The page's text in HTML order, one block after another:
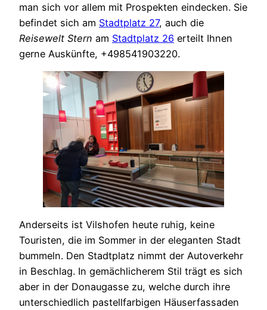
man sich vor allem mit Prospekten eindecken. Sie
befindet sich am Stadtplatz 27, auch die
Reisewelt Stern am Stadtplatz 26 erteilt Ihnen
gerne Auskünfte, +498541903220.
Anderseits ist Vilshofen heute ruhig, keine
Touristen, die im Sommer in der eleganten Stadt
bummeln. Den Stadtplatz nimmt der Autoverkehr
in Beschlag. In gemächlicherem Stil trägt es sich
aber in der Donaugasse zu, welche durch ihre
unterschiedlich pastellfarbigen Häuserfassaden